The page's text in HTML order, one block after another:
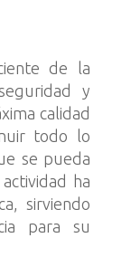
de la
y
calidad
todo lo
se pueda
ha
sirviendo
para su